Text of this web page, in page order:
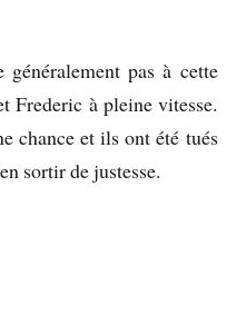
généralement pas à cette
Frederic à pleine vitesse.
chance et ils ont été tués
sortir de justesse.